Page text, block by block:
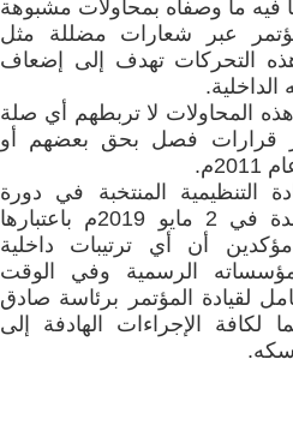
فيه ما وصفاه بمحاولات مشبوهة
عبر شعارات مضللة مثل
التحركات تهدف إلى إضعاف
المحاولات لا تربطهم أي صلة
قرارات فصل بحق بعضهم أو
التنظيمية المنتخبة في دورة
اللجنة الدائمة الرئيسية المنعقدة في 2 مايو 2019م باعتبارها
مؤكدين أن أي ترتيبات داخلية
الرسمية وفي الوقت
لقيادة المؤتمر برئاسة صادق
لكافة الإجراءات الهادفة إلى